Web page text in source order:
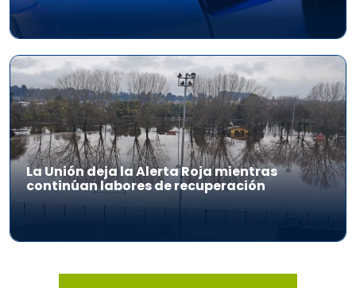
La Unión deja la Alerta Roja mientras
continúan labores de recuperación